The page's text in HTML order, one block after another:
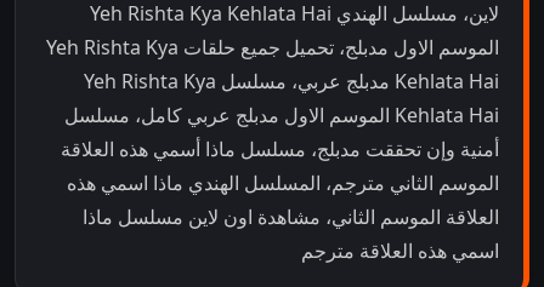
لاين، مسلسل الهندي Yeh Rishta Kya Kehlata Hai
الموسم الاول مدبلج، تحميل جميع حلقات Yeh Rishta Kya
Kehlata Hai مدبلج عربي، مسلسل Yeh Rishta Kya
Kehlata Hai الموسم الاول مدبلج عربي كامل، مسلسل
أمنية وإن تحققت مدبلج، مسلسل ماذا أسمي هذه العلاقة
الموسم الثاني مترجم، المسلسل الهندي ماذا اسمي هذه
العلاقة الموسم الثاني، مشاهدة اون لاين مسلسل ماذا
اسمي هذه العلاقة مترجم